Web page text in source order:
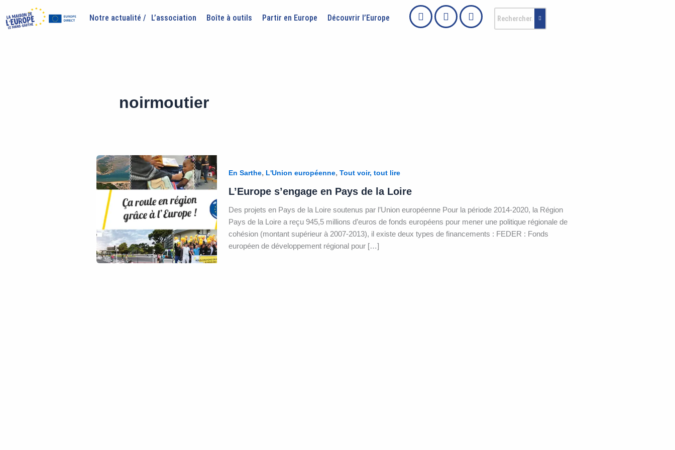
au
contenu
Notre actualité / L’association Boîte à outils Partir en Europe Découvrir l’Europe
noirmoutier
En Sarthe, L'Union européenne, Tout voir, tout lire
L’Europe s’engage en Pays de la Loire
Des projets en Pays de la Loire soutenus par l’Union européenne Pour la période 2014-2020, la Région
Pays de la Loire a reçu 945,5 millions d’euros de fonds européens pour mener une politique régionale de
cohésion (montant supérieur à 2007‑2013), il existe deux types de financements : FEDER : Fonds
européen de développement régional pour […]